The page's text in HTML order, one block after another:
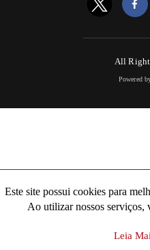
All
Powered
Este site possui cookies para
Ao utilizar nossos serviços,
Leia